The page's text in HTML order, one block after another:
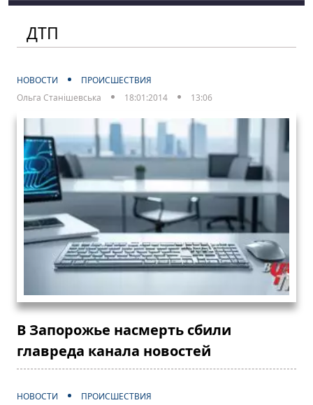
ДТП
НОВОСТИ
ПРОИСШЕСТВИЯ
Ольга Станішевська
18:01:2014 13:06
В Запорожье насмерть сбили
главреда канала новостей
НОВОСТИ
ПРОИСШЕСТВИЯ